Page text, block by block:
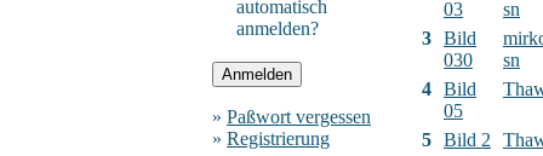
automatisch
anmelden?
» Paßwort vergessen
» Registrierung
03
sn
3 Bild
030
sn
4 Bild
05
5 Bild 2